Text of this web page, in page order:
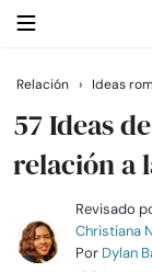
Buscar
Casarse
Relaciones
Relación › Ideas
57 Ideas
relación a
Revisado
Christiana
Por Dylan